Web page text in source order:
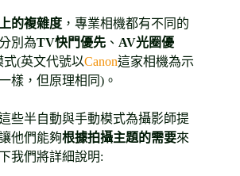
的複雜度 ，專業相機都有不同的
別為TV快門優先 、 AV光圈優
式(英文代號以Canon這家相機為示
樣，但原理相同)。
些半自動與手動模式為攝影師提
他們能夠根據拍攝主題的需要來
我們將詳細說明: